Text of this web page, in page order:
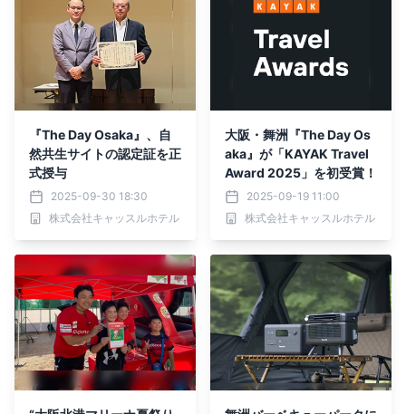
『The Day Osaka』、自
然共生サイトの認定証を正
式授与
2025-09-30 18:30
株式会社キャッスルホテル
大阪・舞洲『The Day Os
aka』が「KAYAK Travel
Award 2025」を初受賞！
2025-09-19 11:00
株式会社キャッスルホテル